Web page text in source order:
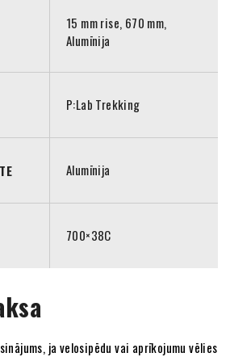
15 mm rise, 670 mm,
Alumīnija
P:Lab Trekking
Alumīnija
700×38C
ja velosipēdu vai aprīkojumu vēlies